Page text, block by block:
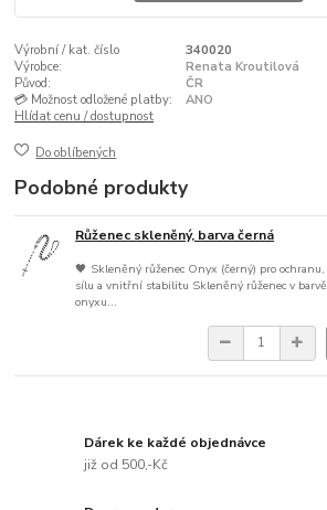
Výrobní / kat. číslo
340020
Výrobce:
Renata Kroutilová
Původ:
ČR
💳 Možnost odložené platby:
ANO
Hlídat cenu / dostupnost
Do oblíbených
Podobné produkty
Růženec skleněný, barva černá
🖤 Skleněný růženec Onyx (černý) pro ochranu,
sílu a vnitřní stabilitu Skleněný růženec v barvě
onyxu...
Dárek ke každé objednávce
již od 500,-Kč